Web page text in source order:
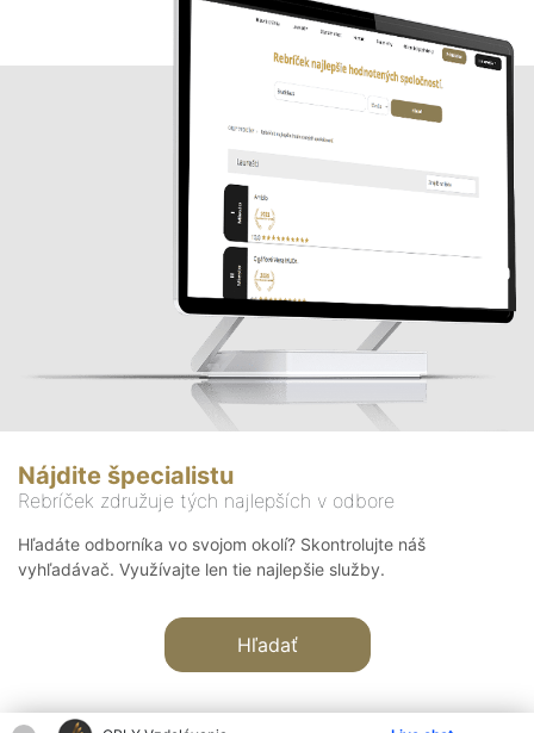
Nájdite špecialistu
Rebríček združuje tých najlepších v odbore
Hľadáte odborníka vo svojom okolí? Skontrolujte náš
vyhľadávač. Využívajte len tie najlepšie služby.
Hľadať